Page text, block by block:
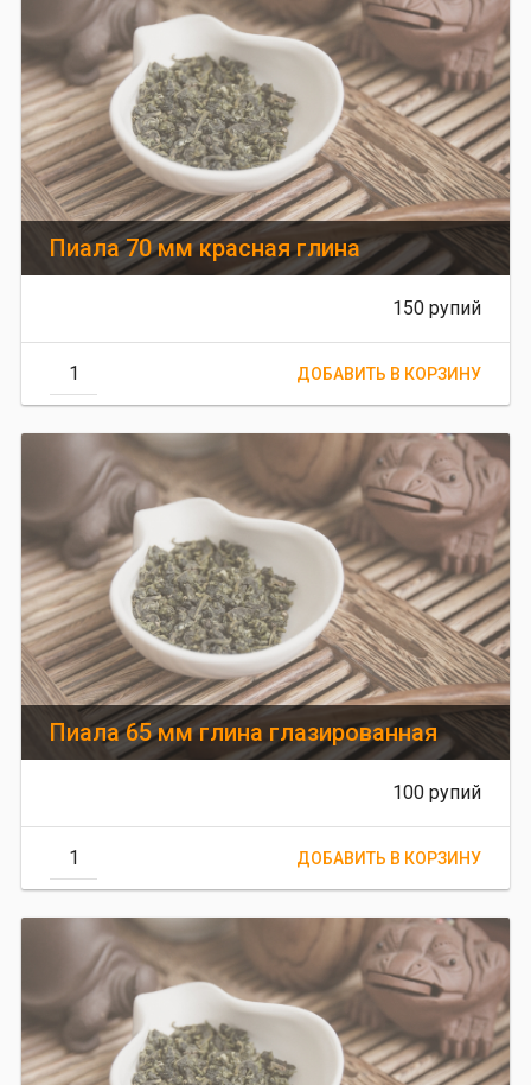
Пиала 70 мм красная глина
150 рупий
Пиала 65 мм глина глазированная
100 рупий